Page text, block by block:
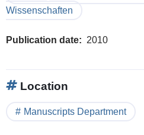
Wissenschaften
Publication date 2010
Location
Manuscripts Department